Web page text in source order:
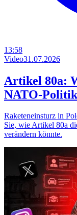
13:58
Video31.07.2026
Artikel 80a:
NATO-
Raketeneinsturz in
Sie, wie Artikel 80a
verändern könnte.